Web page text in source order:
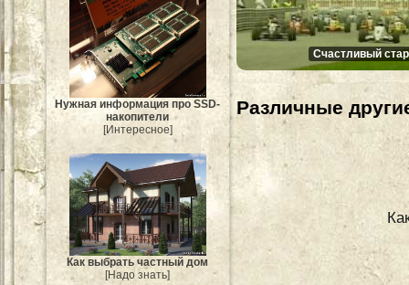
Нужная информация про SSD-
накопители
[Интересное]
Как выбрать частный дом
[Надо знать]
Счастливый
Различные